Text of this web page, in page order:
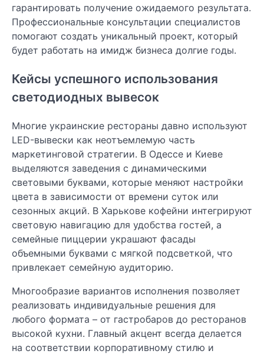
гарантировать получение ожидаемого результата.
Профессиональные консультации специалистов
помогают создать уникальный проект, который
будет работать на имидж бизнеса долгие годы.
Кейсы успешного использования
светодиодных вывесок
Многие украинские рестораны давно используют
LED-вывески как неотъемлемую часть
маркетинговой стратегии. В Одессе и Киеве
выделяются заведения с динамическими
световыми буквами, которые меняют настройки
цвета в зависимости от времени суток или
сезонных акций. В Харькове кофейни интегрируют
световую навигацию для удобства гостей, а
семейные пиццерии украшают фасады
объемными буквами с мягкой подсветкой, что
привлекает семейную аудиторию.
Многообразие вариантов исполнения позволяет
реализовать индивидуальные решения для
любого формата – от гастробаров до ресторанов
высокой кухни. Главный акцент всегда делается
на соответствии корпоративному стилю и